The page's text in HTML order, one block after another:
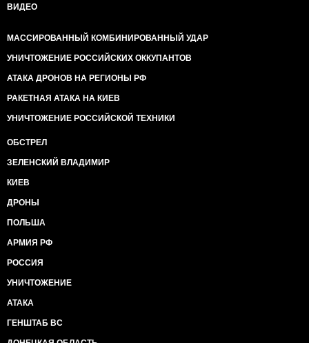
ВИДЕО
МАССИРОВАННЫЙ КОМБИНИРОВАННЫЙ УДАР
УНИЧТОЖЕНИЕ РОССИЙСКИХ ОККУПАНТОВ
АТАКА ДРОНОВ НА РЕГИОНЫ РФ
РАКЕТНАЯ АТАКА НА КИЕВ
УНИЧТОЖЕНИЕ РОССИЙСКОЙ ТЕХНИКИ
ОБСТРЕЛ
ЗЕЛЕНСКИЙ ВЛАДИМИР
КИЕВ
ДРОНЫ
ПОЛЬША
АРМИЯ РФ
РОССИЯ
УНИЧТОЖЕНИЕ
АТАКА
ГЕНШТАБ ВС